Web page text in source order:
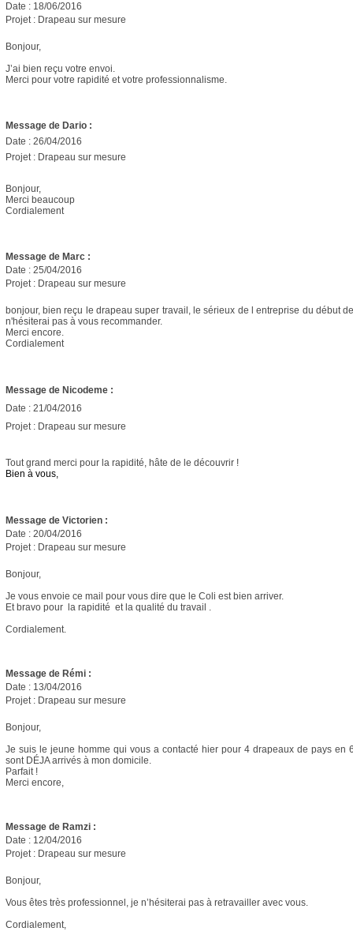
Date : 18/06/2016
Projet : Drapeau sur mesure
Bonjour,
J’ai bien reçu votre envoi.
Merci pour votre rapidité et votre professionnalisme.
Message de Dario :
Date : 26/04/2016
Projet : Drapeau sur mesure
Bonjour,
Merci beaucoup
Cordialement
Message de Marc :
Date : 25/04/2016
Projet : Drapeau sur mesure
bonjour, bien reçu le drapeau super travail, le sérieux de l entreprise du début
n'hésiterai pas à vous recommander.
Merci encore.
Cordialement
Message de Nicodeme :
Date : 21/04/2016
Projet : Drapeau sur mesure
Tout grand merci pour la rapidité, hâte de le découvrir !
Bien à vous,
Message de Victorien :
Date : 20/04/2016
Projet : Drapeau sur mesure
Bonjour,
Je vous envoie ce mail pour vous dire que le Coli est bien arriver.
Et bravo pour la rapidité et la qualité du travail .
Cordialement.
Message de Rémi :
Date : 13/04/2016
Projet : Drapeau sur mesure
Bonjour,
Je suis le jeune homme qui vous a contacté hier pour 4 drapeaux de pays en
sont DÉJA arrivés à mon domicile.
Parfait !
Merci encore,
Message de Ramzi :
Date : 12/04/2016
Projet : Drapeau sur mesure
Bonjour,
Vous êtes très professionnel, je n’hésiterai pas à retravailler avec vous.
Cordialement,